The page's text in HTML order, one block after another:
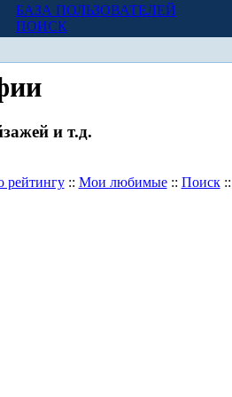
БАЗА ПОЛЬЗОВАТЕЛЕЙ
ПОИСК
и т.д.
рейтингу:: Мои любимые:: Поиск::